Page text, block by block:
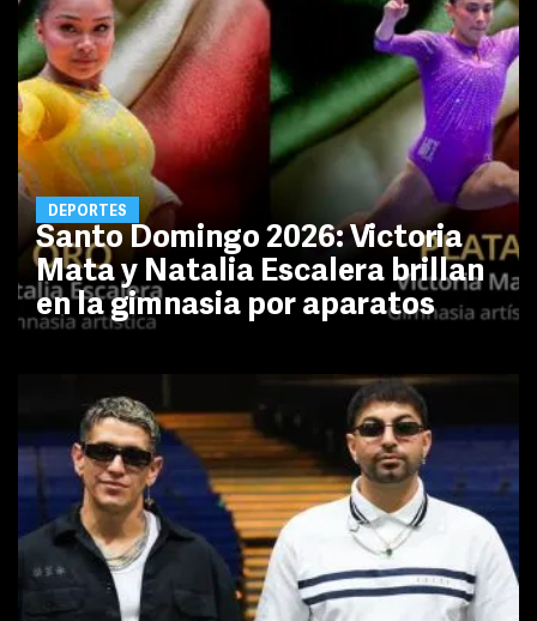
DEPORTES
Santo Domingo 2026: Victoria
Mata y Natalia Escalera brillan
en la gimnasia por aparatos